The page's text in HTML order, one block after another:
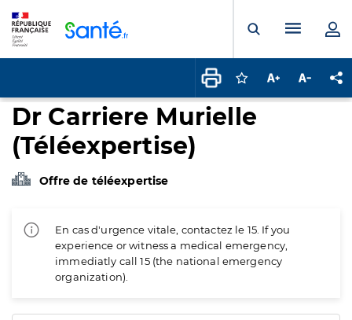
Ouvrir laMenu
Connectez-vous
Augmenter la
Dr Carriere Murielle
(Téléexpertise)
Offre de téléexpertise
En cas d'urgence vitale, contactez le 15. If you
experience or witness a medical emergency,
immediatly call 15 (the national emergency
organization).